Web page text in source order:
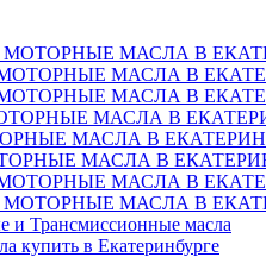
МОТОРНЫЕ МАСЛА В
МОТОРНЫЕ МАСЛА В
МАСЛА В
МАСЛА В
МАСЛА В
МАСЛА В
МОТОРНЫЕ МАСЛА В
МОТОРНЫЕ МАСЛА В
Трансмиссионные масла
купить в Екатеринбурге